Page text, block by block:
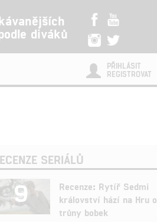
diváků
PŘIHLÁSIT
REGISTROVAT
SERIÁLŮ
9
Recenze: Rytíř Sedmi
království hází na Hru o
trůny bobek